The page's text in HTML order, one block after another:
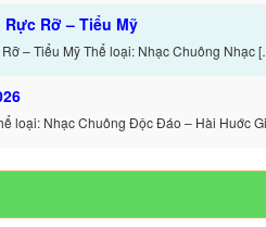
Rỡ – Tiểu Mỹ
– Tiểu Mỹ Thể loại: Nhạc Chuông Nhạc
loại: Nhạc Chuông Độc Đáo – Hài Huớc